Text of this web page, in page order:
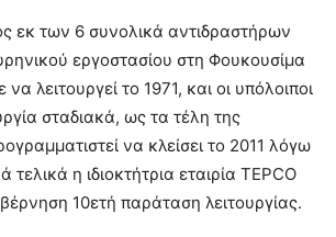
εκ των 6 συνολικά αντιδραστήρων
εργοστασίου στη Φουκουσίμα
να λειτουργεί το 1971, και οι υπόλοιποι
σταδιακά, ως τα τέλη της
να κλείσει το 2011 λόγω
η ιδιοκτήτρια εταιρία TEPCO
10ετή παράταση λειτουργίας.